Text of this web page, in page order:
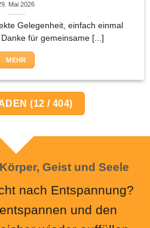
Mai 2026
Gelegenheit, einfach einmal
Danke für gemeinsame [...]
MEHR
(12 / 404)
Geist und Seele
nach Entspannung?
und den